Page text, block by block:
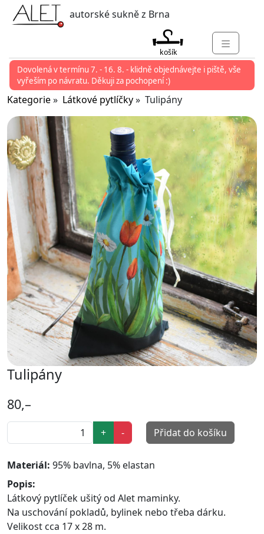
autorské sukně z Brna
košík
KATEGORIE
MARKETY
KONTAKT
O ALET
PŘIHLÁSIT
Dovolená v termínu 7. - 16. 8. - klidně objednávejte i piště, vše
vyřeším po návratu. Děkuji za pochopení :)
Kategorie» Látkové pytlíčky» Tulipány
Tulipány
80,–
+ - Přidat do košíku
Materiál: 95% bavlna, 5% elastan
Popis:
Látkový pytlíček ušitý od Alet maminky.
Na uschování pokladů, bylinek nebo třeba dárku.
Velikost cca 17 x 28 m.